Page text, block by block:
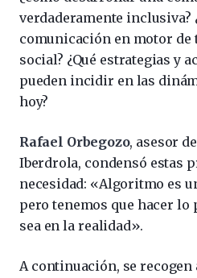
verdaderamente inclusiva?
comunicación en motor
social? ¿Qué estrategias y
pueden incidir en las
hoy?
Rafael Orbegozo, asesor
Iberdrola, condensó estas
necesidad: «Algoritmo es
pero tenemos que hacer lo
sea en la realidad».
A continuación, se recogen